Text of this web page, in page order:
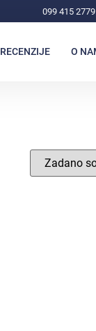
099 415 2779
RECENZIJE O